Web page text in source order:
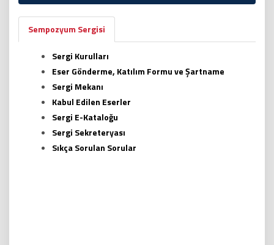
Sempozyum Sergisi
Sergi Kurulları
Eser Gönderme, Katılım Formu ve Şartname
Sergi Mekanı
Kabul Edilen Eserler
Sergi E-Kataloğu
Sergi Sekreteryası
Sıkça Sorulan Sorular